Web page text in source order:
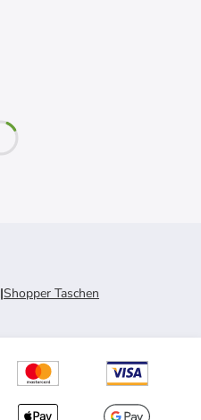
|Shopper Taschen